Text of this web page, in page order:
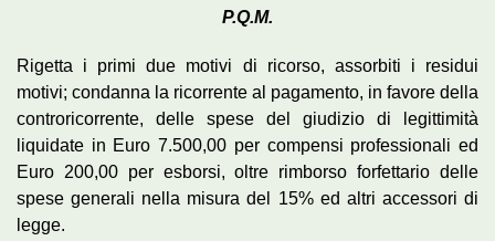
P.Q.M.
Rigetta i primi due motivi di ricorso, assorbiti i residui
motivi; condanna la ricorrente al pagamento, in favore della
controricorrente, delle spese del giudizio di legittimità
liquidate in Euro 7.500,00 per compensi professionali ed
Euro 200,00 per esborsi, oltre rimborso forfettario delle
spese generali nella misura del 15% ed altri accessori di
legge.